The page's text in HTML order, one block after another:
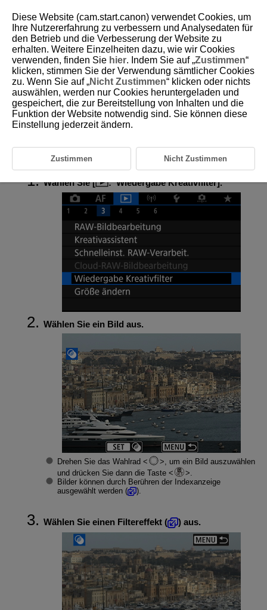
D180-156
Kreativfilter für Wiedergabe
Eigenschaften der Kreativfilter
Sie können die folgende Filterverarbeitung auf ein Bild anwenden und es
als separates Bild speichern:
Miniatureffekt.
Wählen Sie [ :Wiedergabe Kreativfilter].
Wählen Sie ein Bild aus.
Drehen Sie das Wahlrad
, um ein Bild auszuwählen
und drücken Sie dann die Taste
.
Bilder können durch Berühren der Indexanzeige
ausgewählt werden (
).
Wählen Sie einen Filtereffekt ( ) aus.
Diese Website (cam.start.canon) verwendet Cookies, um
Ihre Nutzererfahrung zu verbessern und Analysedaten für
den Betrieb und die Verbesserung der Website zu
erhalten. Weitere Einzelheiten dazu, wie wir Cookies
verwenden, finden Sie hier. Indem Sie auf „Zustimmen“
klicken, stimmen Sie der Verwendung sämtlicher Cookies
zu. Wenn Sie auf „Nicht Zustimmen“ klicken oder nichts
auswählen, werden nur Cookies heruntergeladen und
gespeichert, die zur Bereitstellung von Inhalten und die
Funktion der Website notwendig sind. Sie können diese
Einstellung jederzeit ändern.
Zustimmen Nicht Zustimmen